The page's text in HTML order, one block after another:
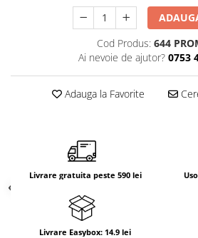
Cod Produs: 644
Ai nevoie de ajutor? 0753
Adauga la Favorite
Livrare gratuita peste 590 lei
Livrare Easybox: 14.9 lei